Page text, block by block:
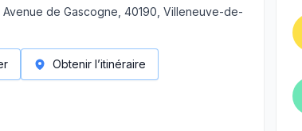
Avenue de Gascogne, 40190, Villeneuve-de-
Obtenir l’itinéraire